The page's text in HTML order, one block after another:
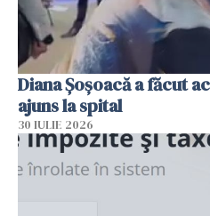
Diana Șoșoacă a făcut
ajuns la spital
30 IULIE 2026